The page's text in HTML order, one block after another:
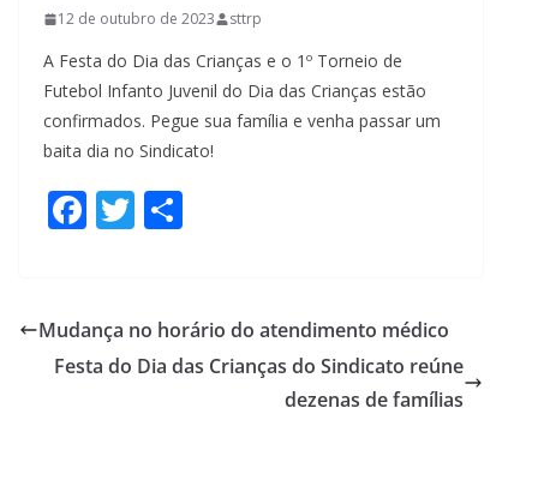
12 de outubro de 2023 sttrp
A Festa do Dia das Crianças e o 1º Torneio de
Futebol Infanto Juvenil do Dia das Crianças estão
confirmados. Pegue sua família e venha passar um
baita dia no Sindicato!
F
b
o
T
er e
Mudança no horário do atendimento médico
Festa do Dia das Crianças do Sindicato reúne
dezenas de famílias